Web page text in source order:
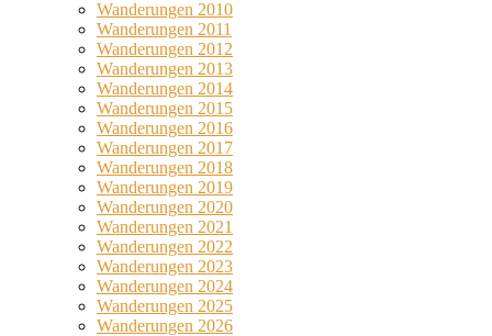
Wanderungen 2010
Wanderungen 2011
Wanderungen 2012
Wanderungen 2013
Wanderungen 2014
Wanderungen 2015
Wanderungen 2016
Wanderungen 2017
Wanderungen 2018
Wanderungen 2019
Wanderungen 2020
Wanderungen 2021
Wanderungen 2022
Wanderungen 2023
Wanderungen 2024
Wanderungen 2025
Wanderungen 2026